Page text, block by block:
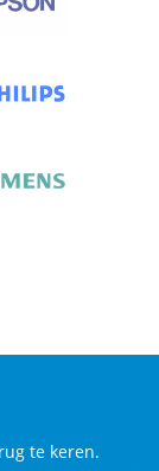
te keren.